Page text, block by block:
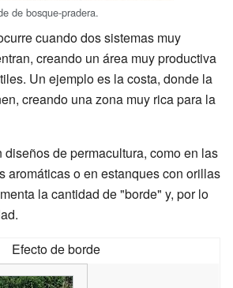
de bosque-pradera.
cuando dos sistemas muy
creando un área muy productiva
Un ejemplo es la costa, donde la
creando una zona muy rica para la
diseños de permacultura, como en las
aromáticas o en estanques con orillas
la cantidad de "borde" y, por lo
Efecto de borde